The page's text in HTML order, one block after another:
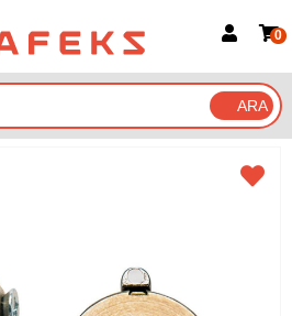
Google İle Bağlan
0